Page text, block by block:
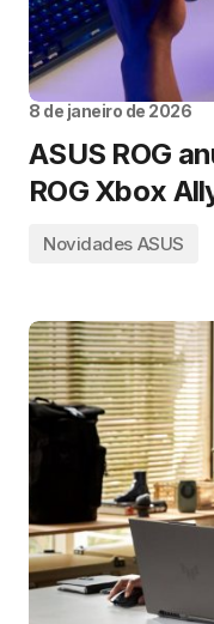
8 de janeiro de 2026
ASUS ROG
ROG Xbox
Novidades ASUS